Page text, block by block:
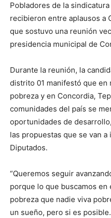
Pobladores de la
recibieron entre aplausos a
que sostuvo una reunión
presidencia municipal de
Durante la reunión, la
distrito 01 manifestó que en
pobreza y en Concordia,
comunidades del país se
oportunidades de
las propuestas que se van
Diputados.
“Queremos seguir
porque lo que buscamos
pobreza que nadie viva
un sueño, pero si es